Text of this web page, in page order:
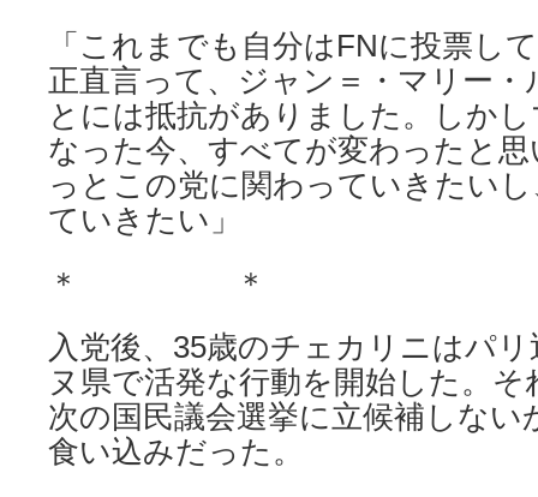
「これまでも自分はFNに投票し
正直言って、ジャン＝・マリー
とには抵抗がありました。しか
なった今、すべてが変わったと
っとこの党に関わっていきたい
ていきたい」
＊ ＊
入党後、35歳のチェカリニはパ
ヌ県で活発な行動を開始した。
次の国民議会選挙に立候補しな
食い込みだった。